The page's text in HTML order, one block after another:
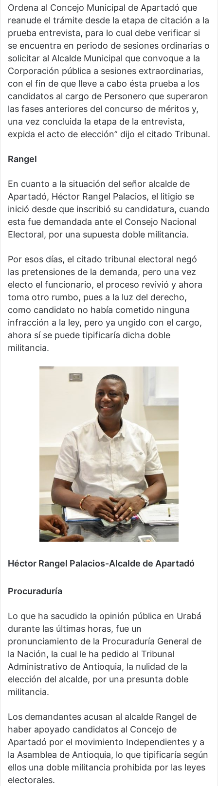
Ordena al Concejo Municipal de Apartadó que
reanude el trámite desde la etapa de citación a la
prueba entrevista, para lo cual debe verificar si
se encuentra en periodo de sesiones ordinarias o
solicitar al Alcalde Municipal que convoque a la
Corporación pública a sesiones extraordinarias,
con el fin de que lleve a cabo ésta prueba a los
candidatos al cargo de Personero que superaron
las fases anteriores del concurso de méritos y,
una vez concluida la etapa de la entrevista,
expida el acto de elección” dijo el citado Tribunal.
Rangel
En cuanto a la situación del señor alcalde de
Apartadó, Héctor Rangel Palacios, el litigio se
inició desde que inscribió su candidatura, cuando
esta fue demandada ante el Consejo Nacional
Electoral, por una supuesta doble militancia.
Por esos días, el citado tribunal electoral negó
las pretensiones de la demanda, pero una vez
electo el funcionario, el proceso revivió y ahora
toma otro rumbo, pues a la luz del derecho,
como candidato no había cometido ninguna
infracción a la ley, pero ya ungido con el cargo,
ahora sí se puede tipificaría dicha doble
militancia.
Héctor Rangel Palacios-Alcalde de Apartadó
Procuraduría
Lo que ha sacudido la opinión pública en Urabá
durante las últimas horas, fue un
pronunciamiento de la Procuraduría General de
la Nación, la cual le ha pedido al Tribunal
Administrativo de Antioquia, la nulidad de la
elección del alcalde, por una presunta doble
militancia.
Los demandantes acusan al alcalde Rangel de
haber apoyado candidatos al Concejo de
Apartadó por el movimiento Independientes y a
la Asamblea de Antioquia, lo que tipificaría según
ellos una doble militancia prohibida por las leyes
electorales.